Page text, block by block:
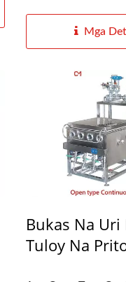
Mga
Bukas Na Uri
Tuloy Na